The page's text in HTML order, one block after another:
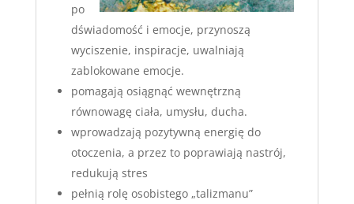
po
dświadomość i emocje, przynoszą
wyciszenie, inspiracje, uwalniają
zablokowane emocje.
pomagają osiągnąć wewnętrzną
równowagę ciała, umysłu, ducha.
​wprowadzają pozytywną energię do
otoczenia, a przez to poprawiają nastrój,
redukują stres
pełnią rolę osobistego „talizmanu”